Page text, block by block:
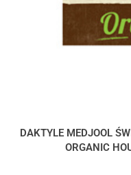
DAKTYLE MEDJOOL
ORGANIC